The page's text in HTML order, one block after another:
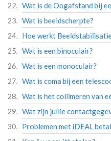
Wat is de Oogafstand bij
Wat is beeldscherpte?
Hoe werkt
Wat is een binoculair?
Wat is een monoculair?
Wat is coma bij een
Wat is het collimeren van
Wat zijn jullie
Problemen met iDEAL